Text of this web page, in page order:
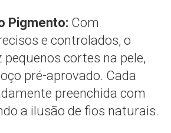
Pigmento: Com
e controlados, o
cortes na pele,
pré-aprovado. Cada
preenchida com
a ilusão de fios naturais.